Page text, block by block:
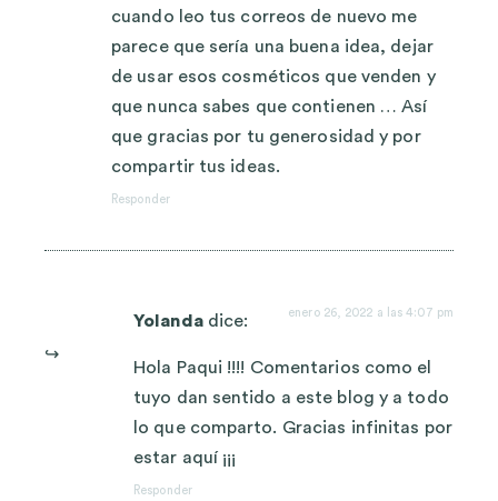
cuando leo tus correos de nuevo me
parece que sería una buena idea, dejar
de usar esos cosméticos que venden y
que nunca sabes que contienen … Así
que gracias por tu generosidad y por
compartir tus ideas.
Responder
Yolanda dice: enero 26, 2022 a las 4:07 pm
Hola Paqui !!!! Comentarios como el
tuyo dan sentido a este blog y a todo
lo que comparto. Gracias infinitas por
estar aquí ¡¡¡
Responder